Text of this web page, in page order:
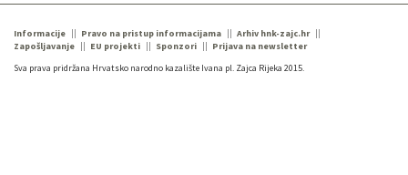
Informacije Pravo na pristup informacijama
Arhiv hnk-zajc.hr
Zapošljavanje
EU projekti Sponzori
Prijava na newsletter
Sva prava pridržana Hrvatsko narodno kazalište Ivana pl. Zajca Rijeka 2015.